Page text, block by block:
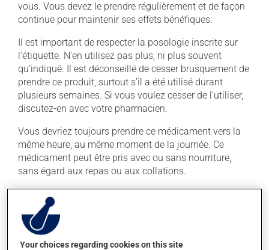
vous. Vous devez le prendre régulièrement et de façon
continue pour maintenir ses effets bénéfiques.
Il est important de respecter la posologie inscrite sur
l'étiquette. N'en utilisez pas plus, ni plus souvent
qu'indiqué. Il est déconseillé de cesser brusquement de
prendre ce produit, surtout s'il a été utilisé durant
plusieurs semaines. Si vous voulez cesser de l'utiliser,
discutez-en avec votre pharmacien.
Vous devriez toujours prendre ce médicament vers la
même heure, au même moment de la journée. Ce
médicament peut être pris avec ou sans nourriture,
sans égard aux repas ou aux collations.
Effets indésirables
En plus de ses effets recherchés, ce produit peut à
l'occasion entraîner certains effets indésirables (effets
Your choices regarding cookies on this site